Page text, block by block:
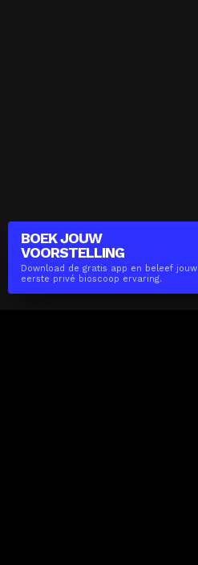
BOEK JOUW
VOORSTELLING
Download de gratis app en beleef jouw
eerste privé bioscoop ervaring.